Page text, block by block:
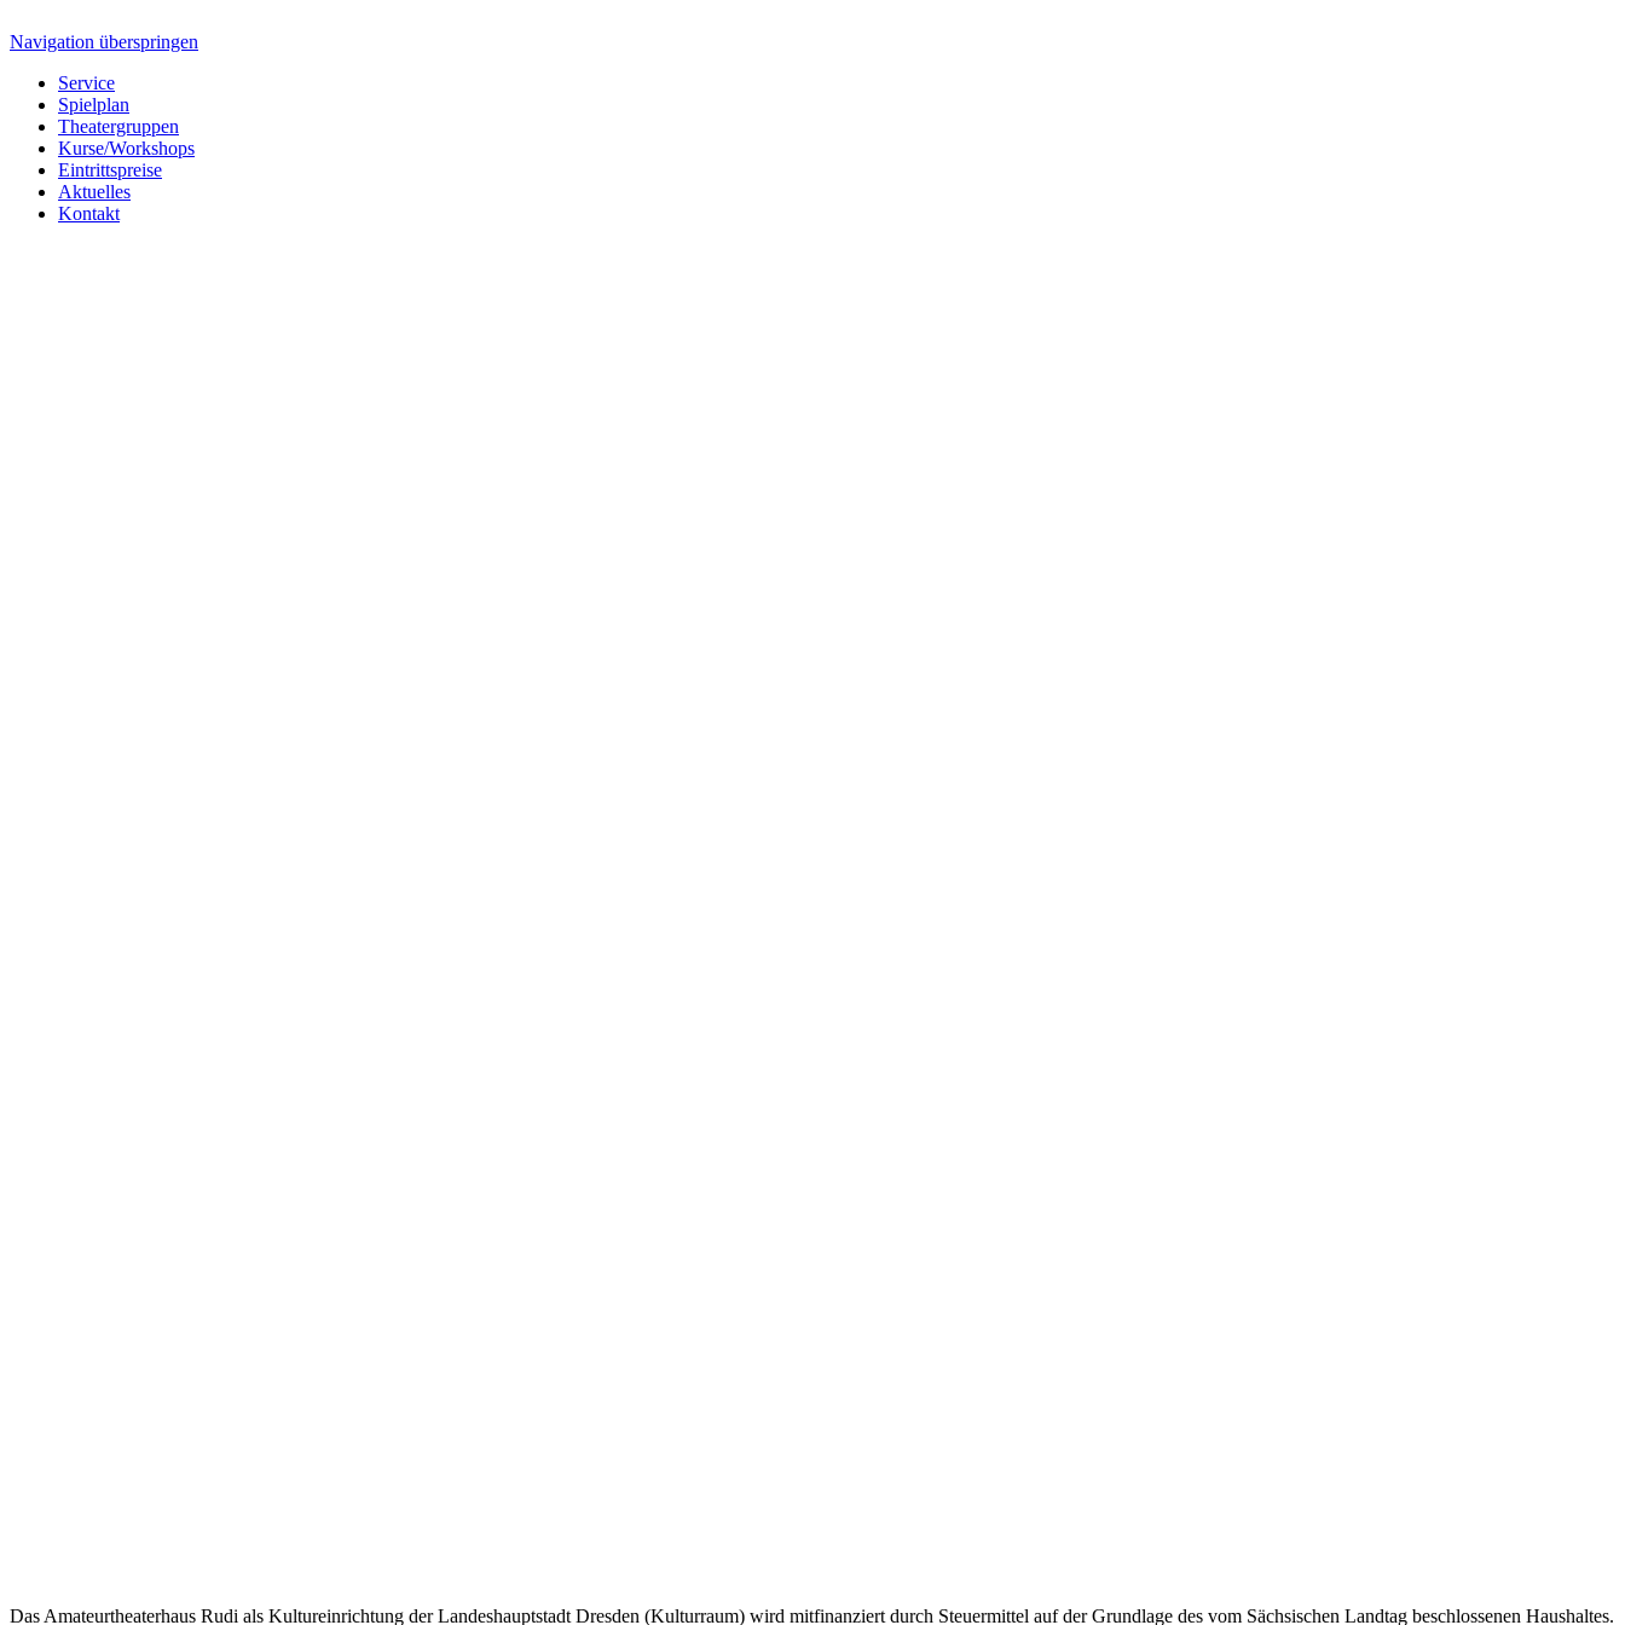
Navigation überspringen
Service
Spielplan
Theatergruppen
Kurse/Workshops
Eintrittspreise
Aktuelles
Kontakt
Das Amateurtheaterhaus Rudi als Kultureinrichtung der Landeshauptstadt Dresden (Kulturraum) wird mitfinanziert durch Steuermittel auf der Grundlage des vom Sächsischen Landtag beschlossenen Haushaltes.